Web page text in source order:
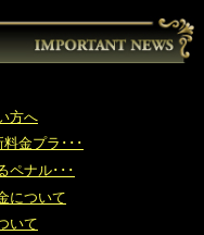
しみいただけます。人々を
、冒険者として成長してい